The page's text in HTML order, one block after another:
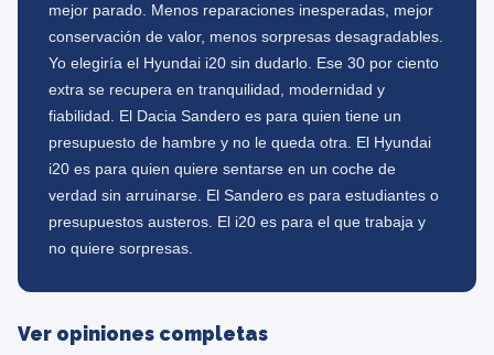
mejor parado. Menos reparaciones inesperadas, mejor
conservación de valor, menos sorpresas desagradables.
Yo elegiría el Hyundai i20 sin dudarlo. Ese 30 por ciento
extra se recupera en tranquilidad, modernidad y
fiabilidad. El Dacia Sandero es para quien tiene un
presupuesto de hambre y no le queda otra. El Hyundai
i20 es para quien quiere sentarse en un coche de
verdad sin arruinarse. El Sandero es para estudiantes o
presupuestos austeros. El i20 es para el que trabaja y
no quiere sorpresas.
Ver opiniones completas